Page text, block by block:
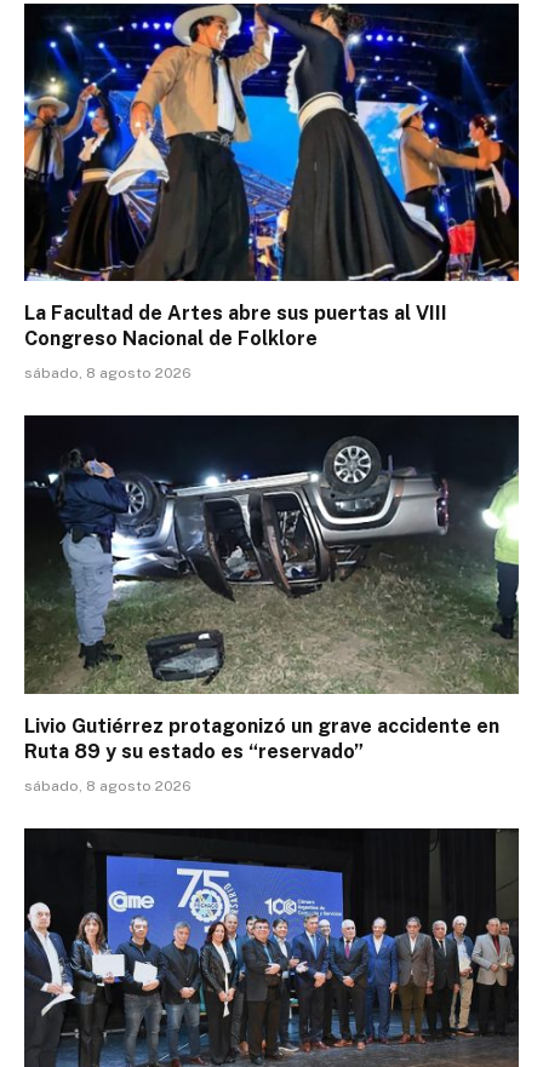
La Facultad de Artes abre sus puertas al VIII
Congreso Nacional de Folklore
sábado, 8 agosto 2026
Livio Gutiérrez protagonizó un grave accidente en
Ruta 89 y su estado es “reservado”
sábado, 8 agosto 2026